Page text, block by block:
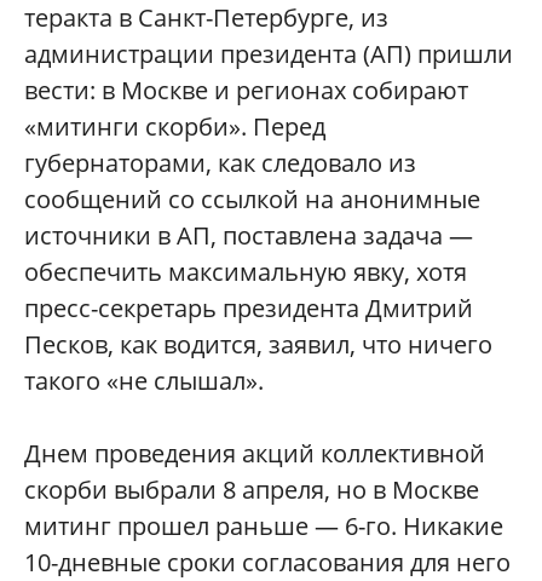
теракта в Санкт-Петербурге, из
администрации президента (АП) пришли
вести: в Москве и регионах собирают
«митинги скорби». Перед
губернаторами, как следовало из
сообщений со ссылкой на анонимные
источники в АП, поставлена задача —
обеспечить максимальную явку, хотя
пресс-секретарь президента Дмитрий
Песков, как водится, заявил, что ничего
такого «не слышал».
Днем проведения акций коллективной
скорби выбрали 8 апреля, но в Москве
митинг прошел раньше — 6-го. Никакие
10-дневные сроки согласования для него